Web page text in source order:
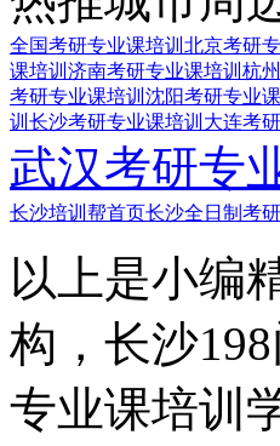
全国考研专业课培训 北京考研
课培训 济南考研专业课培训 杭
考研专业课培训 沈阳考研专业
训 长沙考研专业课培训 大连考
武汉考研专
长沙培训帮首页长沙全日制考
以上是小编
构，长沙
专业课培训